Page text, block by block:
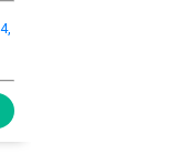
Del Carme (Residencial